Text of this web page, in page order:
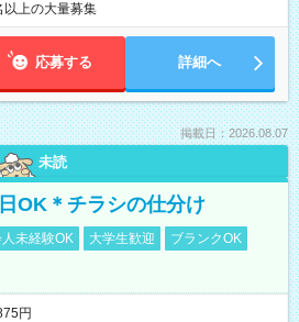
以上の大量募集
応募する 詳細へ
掲載日：2026.08.07
未読
OK＊チラシの仕分け
未経験OK 大学生歓迎
ブランクOK
円